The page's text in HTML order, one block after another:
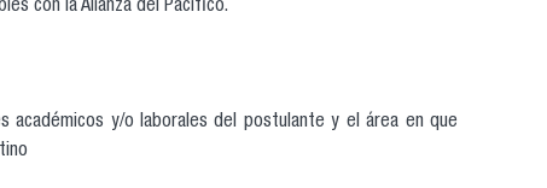
con la Alianza del Pacífico.
académicos y/o laborales del postulante y el área en que